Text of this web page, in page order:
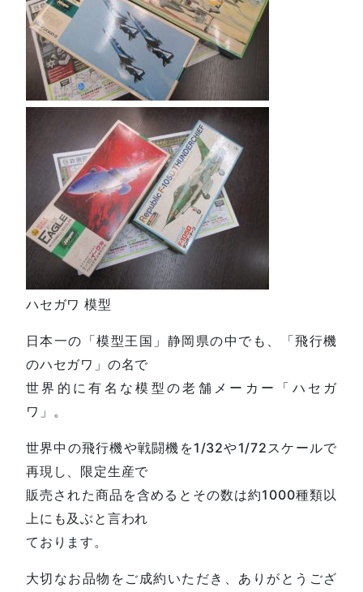
ハセガワ 模型
日本一の「模型王国」静岡県の中でも、「飛行機
のハセガワ」の名で
世界的に有名な模型の老舗メーカー「ハセガ
ワ」。
世界中の飛行機や戦闘機を1/32や1/72スケールで
再現し、限定生産で
販売された商品を含めるとその数は約1000種類以
上にも及ぶと言われ
ております。
大切なお品物をご成約いただき、ありがとうござ